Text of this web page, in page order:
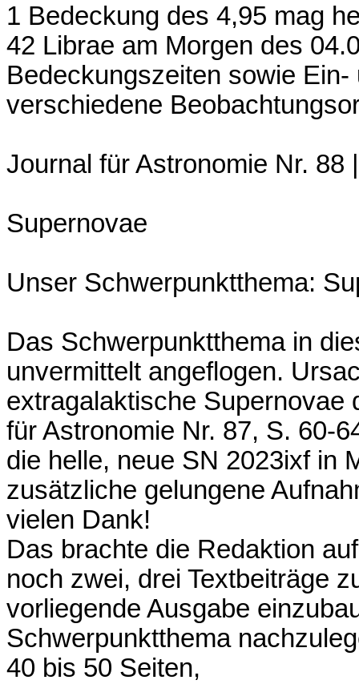
1 Bedeckung des 4,95 mag
42 Librae am Morgen des
Bedeckungszeiten sowie
verschiedene
Journal für Astronomie Nr. 88
Supernovae
Unser Schwerpunktthema:
Das Schwerpunktthema in
unvermittelt angeflogen.
extragalaktische Supernovae
für Astronomie Nr. 87, S. 60-
die helle, neue SN 2023ixf in
zusätzliche gelungene
vielen Dank!
Das brachte die Redaktion
noch zwei, drei Textbeiträge
vorliegende Ausgabe
Schwerpunktthema
40 bis 50 Seiten,